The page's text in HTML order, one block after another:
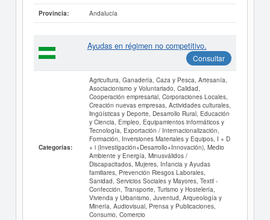
Provincia: Andalucía
Ayudas en régimen no competitivo.
Consultar
Categorías:
Agricultura, Ganadería, Caza y Pesca, Artesanía,
Asociacionismo y Voluntariado, Calidad,
Cooperación empresarial, Corporaciones Locales,
Creación nuevas empresas, Actividades culturales,
lingüísticas y Deporte, Desarrollo Rural, Educación
y Ciencia, Empleo, Equipamientos informáticos y
Tecnología, Exportación / Internacionalización,
Formación, Inversiones Materiales y Equipos, I + D
+ i (Investigación+Desarrollo+Innovación), Medio
Ambiente y Energía, Minusválidos /
Discapacitados, Mujeres, Infancia y Ayudas
familiares, Prevención Riesgos Laborales,
Sanidad, Servicios Sociales y Mayores, Textil -
Confección, Transporte, Turismo y Hostelería,
Vivienda y Urbanismo, Juventud, Arqueología y
Minería, Audiovisual, Prensa y Publicaciones,
Consumo, Comercio